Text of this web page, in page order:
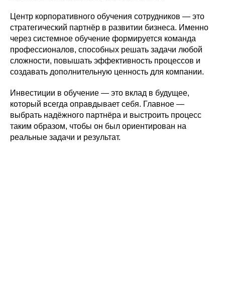
Центр корпоративного обучения сотрудников — это
стратегический партнёр в развитии бизнеса. Именно
через системное обучение формируется команда
профессионалов, способных решать задачи любой
сложности, повышать эффективность процессов и
создавать дополнительную ценность для компании.
Инвестиции в обучение — это вклад в будущее,
который всегда оправдывает себя. Главное —
выбрать надёжного партнёра и выстроить процесс
таким образом, чтобы он был ориентирован на
реальные задачи и результат.